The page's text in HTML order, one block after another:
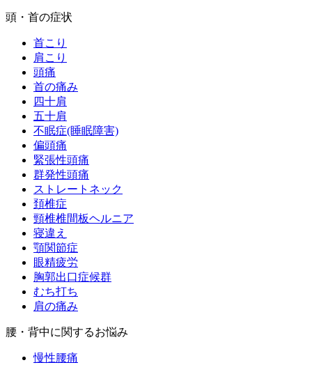
頭・首の症状
首こり
肩こり
頭痛
首の痛み
四十肩
五十肩
不眠症(睡眠障害)
偏頭痛
緊張性頭痛
群発性頭痛
ストレートネック
頚椎症
頸椎椎間板ヘルニア
寝違え
顎関節症
眼精疲労
胸郭出口症候群
むち打ち
肩の痛み
腰・背中に関するお悩み
慢性腰痛